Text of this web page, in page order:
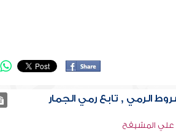
الرمي , تابع رمي الجمار
علي المشيقح